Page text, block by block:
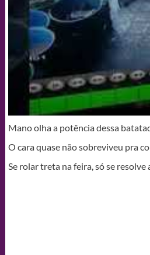
Mano olha a potência dessa
O cara quase não sobreviveu pra
Se rolar treta na feira, só se